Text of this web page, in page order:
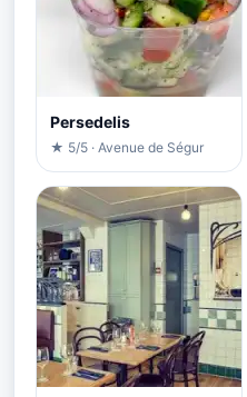
Persedelis
★ 5/5 · Avenue de Ségur